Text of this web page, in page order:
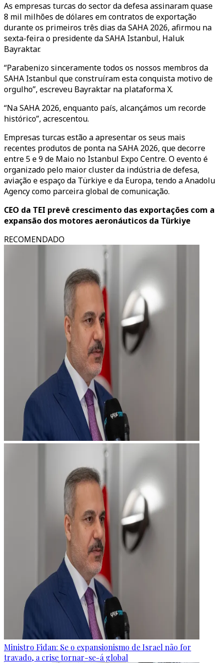
As empresas turcas do sector da defesaassinaram quase
8 mil milhões de dólares em contratos de exportação
durante os primeiros três dias da SAHA 2026, afirmou na
sexta-feira o presidente da SAHA Istanbul, Haluk
Bayraktar.
“Parabenizo sinceramente todos os nossos membros da
SAHA Istanbul que construíram esta conquista motivo de
orgulho”, escreveu Bayraktar na plataforma X.
“Na SAHA 2026, enquanto país, alcançámos um recorde
histórico”, acrescentou.
Empresas turcas estão a apresentar os seus mais
recentes produtos de ponta na SAHA 2026, que decorre
entre 5 e 9 de Maio no Istanbul Expo Centre. O evento é
organizado pelo maior cluster da indústria de defesa,
aviação e espaço da Türkiye e da Europa, tendo a Anadolu
Agency como parceira global de comunicação.
CEO da TEI prevê crescimento das exportações com a
expansão dos motores aeronáuticos da Türkiye
RECOMENDADO
Ministro Fidan: Se o expansionismo de Israel não for
travado, a crise tornar-se-á global